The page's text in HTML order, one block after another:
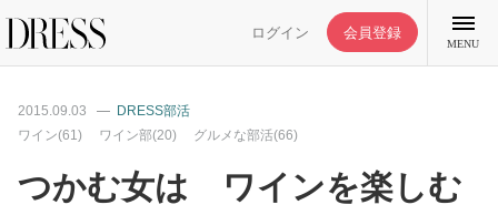
ログイン 会員登録
MENU
2015.09.03
DRESS部活
ワイン(61)
ワイン部(20) グルメな部活(66)
つかむ女は ワインを楽しむ